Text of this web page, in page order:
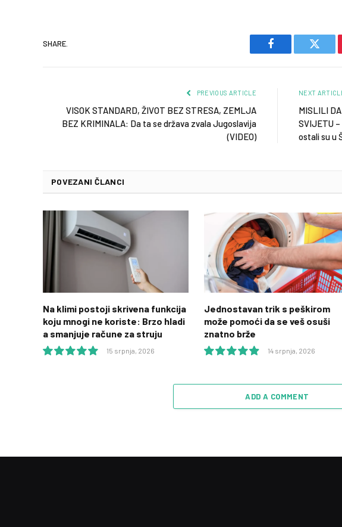
SHARE.
Facebook
PREVIOUS ARTICLE
VISOK STANDARD, ŽIVOT BEZ STRESA, ZEMLJA
BEZ KRIMINALA: Da ta se država zvala Jugoslavija
(VIDEO)
NEXT
MISLILI
SVIJETU –
ostali su u
POVEZANI ČLANCI
Na klimi postoji skrivena funkcija
koju mnogi ne koriste: Brzo hladi
a smanjuje račune za struju
15 srpnja, 2026
Jednostavan trik s peškirom
može pomoći da se veš osuši
znatno brže
14 srpnja, 2026
ADD A COMMENT